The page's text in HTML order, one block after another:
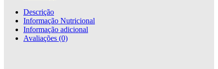
Descrição
Informação Nutricional
Informação adicional
Avaliações (0)